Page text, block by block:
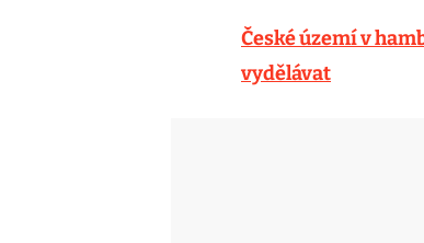
České území v
vydělávat